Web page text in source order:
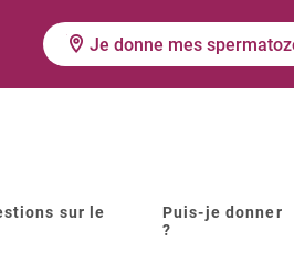
Je donne mes
sur le
Puis-je donner
?